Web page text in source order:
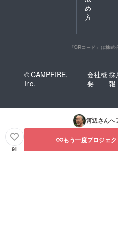
め
方
「QRコード」は株式
© CAMPFIRE,
Inc.
会社概
要
採
報
河辺さんへ
91
もう一度プロジェ